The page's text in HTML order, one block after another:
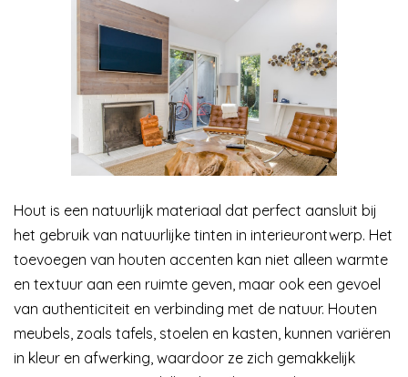
Hout is een natuurlijk materiaal dat perfect aansluit bij
het gebruik van natuurlijke tinten in interieurontwerp. Het
toevoegen van houten accenten kan niet alleen warmte
en textuur aan een ruimte geven, maar ook een gevoel
van authenticiteit en verbinding met de natuur. Houten
meubels, zoals tafels, stoelen en kasten, kunnen variëren
in kleur en afwerking, waardoor ze zich gemakkelijk